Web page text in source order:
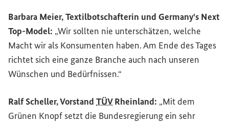
Barbara Meier, Textilbotschafterin und Germany's Next
Top-Model: „Wir sollten nie unterschätzen, welche
Macht wir als Konsumenten haben. Am Ende des Tages
richtet sich eine ganze Branche auch nach unseren
Wünschen und Bedürfnissen.“
Ralf Scheller, Vorstand TÜVRheinland: „Mit dem
Grünen Knopf setzt die Bundesregierung ein sehr